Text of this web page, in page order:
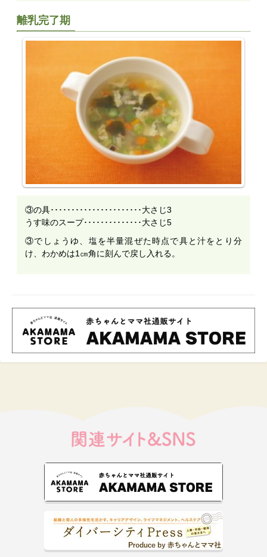
離乳完了期
③の具･･････････････････････大さじ3
うす味のスープ･･････････････大さじ5
③でしょうゆ、塩を半量混ぜた時点で具と汁をとり分
け、わかめは1㎝角に刻んで戻し入れる。